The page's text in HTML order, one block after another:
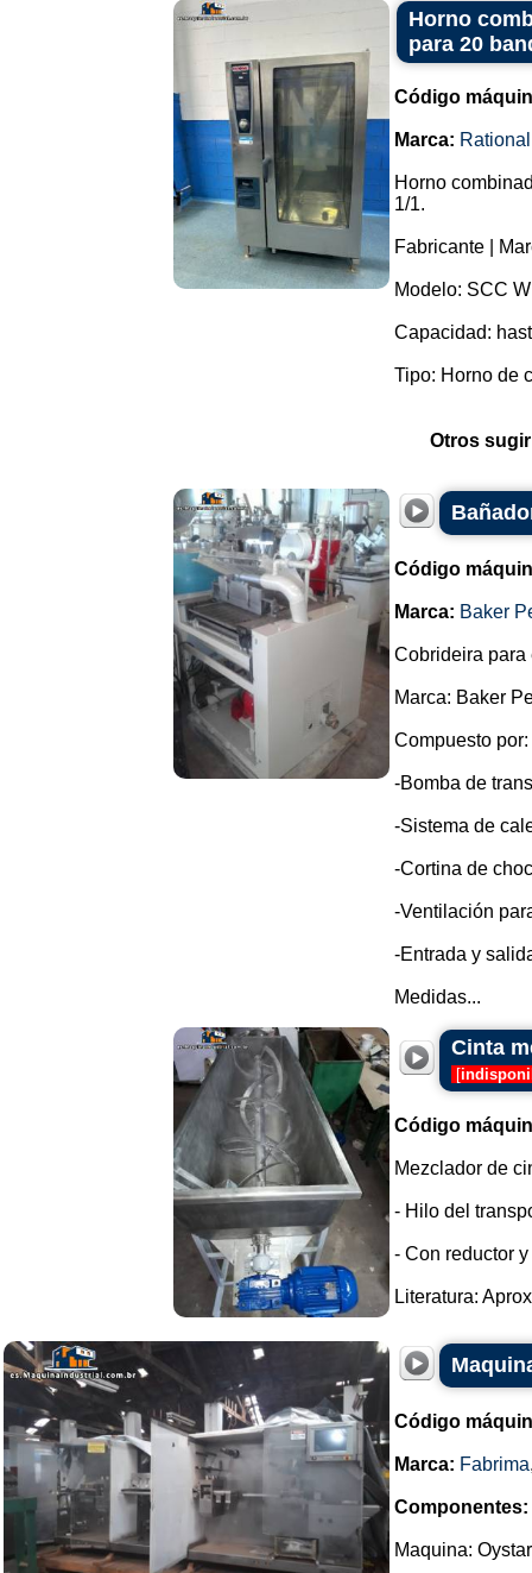
Horno
para 20
Código
Marca: Rational
Horno
1/1.
Fabricante |
Modelo: SCC
Capacidad:
Tipo: Horno de
Otros
Código
Marca: Baker
Cobrideira para
Marca: Baker
Compuesto por:
-Bomba de
-Sistema de
-Cortina de
-Ventilación
-Entrada y
Medidas...
Cinta
[
Código
Mezclador de
- Hilo del
- Con reductor y
Literatura:
Código
Marca: Fabrima
Componentes:
Maquina: